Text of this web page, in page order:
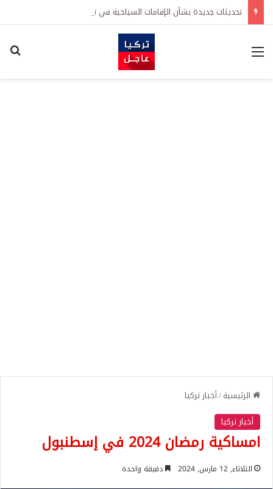
القائمة
الرئيسية/أخبار تركيا
أخبار تركيا
امساكية رمضان 2024 في إسطنبول
الثلاثاء, 12 مارس, 2024 دقيقة واحدة